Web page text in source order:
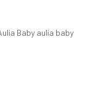
Baby aulia baby